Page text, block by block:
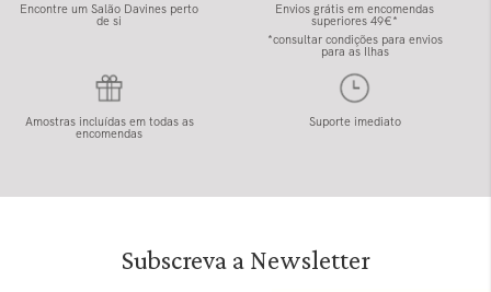
Encontre um Salão Davines perto
de si
Envios grátis em encomendas
superiores 49€*
*consultar condições para envios
para as Ilhas
Amostras incluídas em todas as
encomendas
Suporte imediato
Subscreva a Newsletter